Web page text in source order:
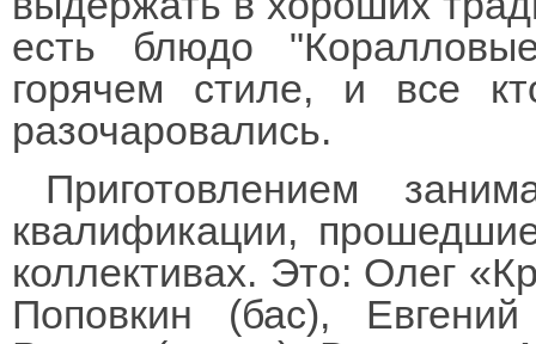
есть блюдо
горячем стиле, и все
разочаровались.
Приготовлением
квалификации,
коллективах. Это: Олег
Поповкин (бас),